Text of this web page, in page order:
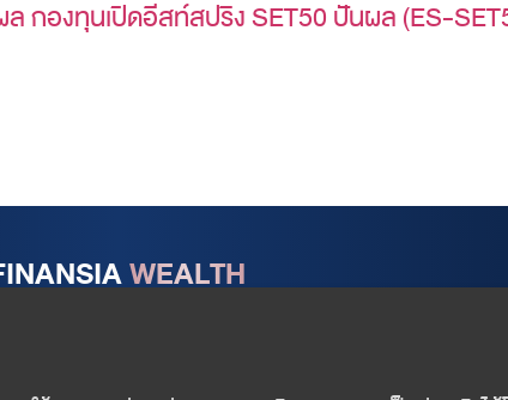
ล กองทุนเปิดอีสท์สปริง SET50 ปันผล (ES-
WEALTH
999/9 The